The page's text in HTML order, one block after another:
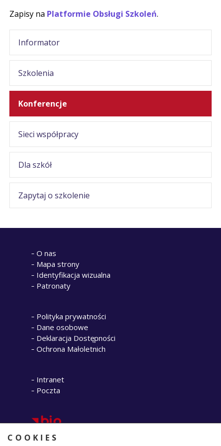
COOKIES
Zapisy na Platformie Obsługi Szkoleń.
Informator
Szkolenia
Konferencje
Sieci współpracy
Dla szkół
Zapytaj o szkolenie
O nas
Mapa strony
Identyfikacja wizualna
Patronaty
Polityka prywatności
Dane osobowe
Deklaracja Dostępności
Ochrona Małoletnich
Intranet
Poczta